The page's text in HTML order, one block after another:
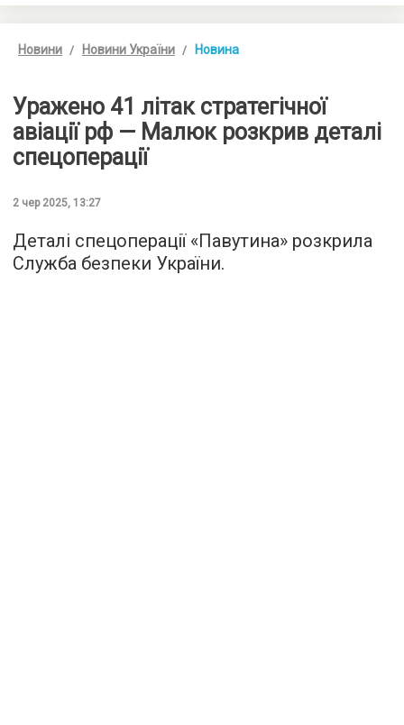
Новини Новини України Новина
Уражено 41 літак стратегічної
авіації рф — Малюк розкрив деталі
спецоперації
2 чер 2025, 13:27
Деталі спецоперації «Павутина» розкрила
Служба безпеки України.